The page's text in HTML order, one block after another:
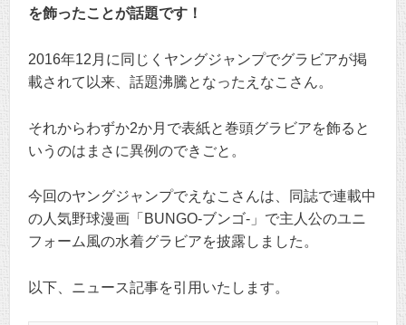
を飾ったことが話題です！
2016年12月に同じくヤングジャンプでグラビアが掲
載されて以来、話題沸騰となったえなこさん。
それからわずか2か月で表紙と巻頭グラビアを飾ると
いうのはまさに異例のできごと。
今回のヤングジャンプでえなこさんは、同誌で連載中
の人気野球漫画「BUNGO-ブンゴ-」で主人公のユニ
フォーム風の水着グラビアを披露しました。
以下、ニュース記事を引用いたします。